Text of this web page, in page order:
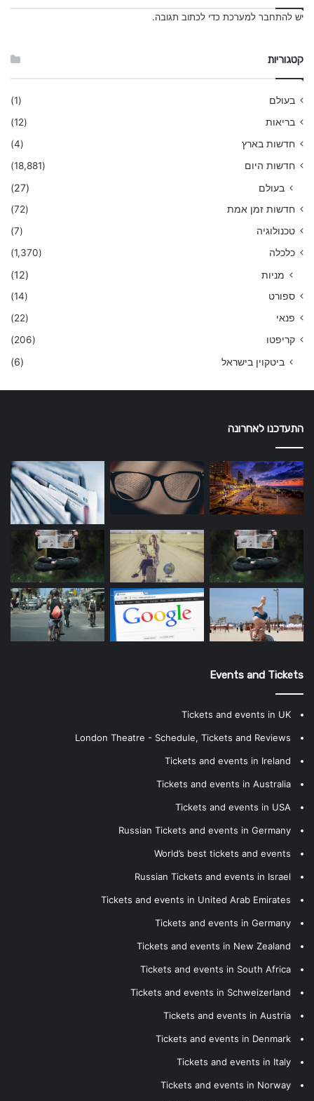
יש להתחבר למערכת כדי לכתוב תגובה.
קטגוריות
בעולם
(1)
בריאות
(12)
חדשות בארץ
(4)
חדשות היום
(18,881)
בעולם (27)
חדשות זמן אמת
(72)
טכנולוגיה
(7)
כלכלה
(1,370)
מניות (12)
ספורט
(14)
פנאי
(22)
קריפטו
(206)
ביטקוין בישראל (6)
התעדכנו לאחרונה
Events and Tickets
Tickets and events in UK
London Theatre - Schedule, Tickets and Reviews
Tickets and events in Ireland
Tickets and events in Australia
Tickets and events in USA
Russian Tickets and events in Germany
World’s best tickets and events
Russian Tickets and events in Israel
Tickets and events in United Arab Emirates
Tickets and events in Germany
Tickets and events in New Zealand
Tickets and events in South Africa
Tickets and events in Schweizerland
Tickets and events in Austria
Tickets and events in Denmark
Tickets and events in Italy
Tickets and events in Norway